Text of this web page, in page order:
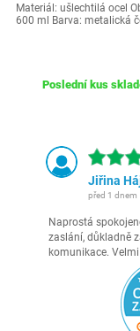
Materiál: ušlechtilá ocel
600 ml Barva: metalická
Poslední kus
Jiřina
před 1 dnem
Naprostá
zaslání, důkladně
komunikace.